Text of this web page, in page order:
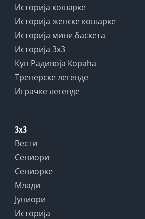
Историја кошарке
Историја женске кошарке
Историја мини баскета
Историја 3x3
Куп Радивоја Кораћа
Тренерске легенде
Играчке легенде
3x3
Вести
Сениори
Сениорке
Млади
Јуниори
Историја